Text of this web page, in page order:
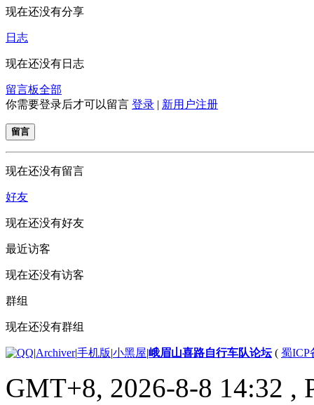
现在还没有分享
日志
现在还没有日志
留言板全部
你需要登录后才可以留言 登录 | 新用户注册
留言
现在还没有留言
好友
现在还没有好友
最近访客
现在还没有访客
群组
现在还没有群组
|Archiver|手机版|小黑屋|峨眉山喜路自行车队论坛( 蜀ICP
GMT+8, 2026-8-8 14:32 ,